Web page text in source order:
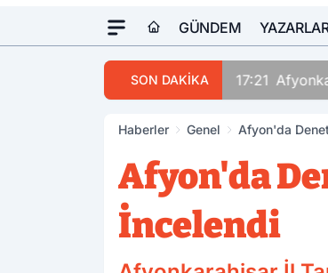
GÜNDEM
SON DAKİKA 17:21
Haberler Genel Afyon'da
Afyon'da
İncelendi